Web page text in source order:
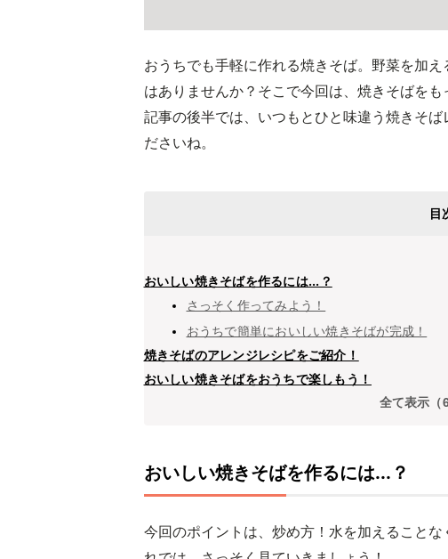
おうちでも手軽に作れる焼きそば。野菜を加
はありませんか？そこで今回は、焼きそばを
記事の後半では、いつもとひと味違う焼きそ
ださいね。
目
おいしい焼きそばを作るには...？
さっそく作ってみよう！
おうちで簡単においしい焼きそばが完成！
焼きそばのアレンジレシピをご紹介！
おいしい焼きそばをおうちで楽しもう！
全て表示（6
おいしい焼きそばを作るには...？
今回のポイントは、炒め方！水を加えること